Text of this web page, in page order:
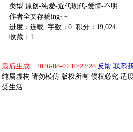
类型:原创-纯爱-近代现代-爱情-不明
作者全文存稿ing~~
进度：连载 字数：0 积分：19,024
收藏：1
最后生成：2026-08-09 10:22:28 反馈 联系
纯属虚构 请勿模仿 版权所有 侵权必究 适
受生活